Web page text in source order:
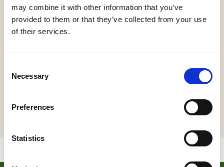
may combine it with other information that you’ve
provided to them or that they’ve collected from your use
of their services.
Selection
Necessary
Preferences
Statistics
spelen
Van 12.00 tot 14.00 uur zal Jan Sjoerd van der Vaart
spelen.
Van 14.00 tot 15.00 uur uur zal Jacob van Nes spelen.
Er zijn koffie, thee, fris en versnaperingen verkrijgbaar in